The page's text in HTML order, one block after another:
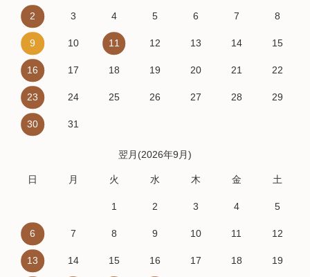
2 3 4 5 6 7 8
9 10 11 12 13 14 15
16 17 18 19 20 21 22
23 24 25 26 27 28 29
30 31
翌月(2026年9月)
日 月 火 水 木 金 土
1 2 3 4 5
6 7 8 9 10 11 12
13 14 15 16 17 18 19